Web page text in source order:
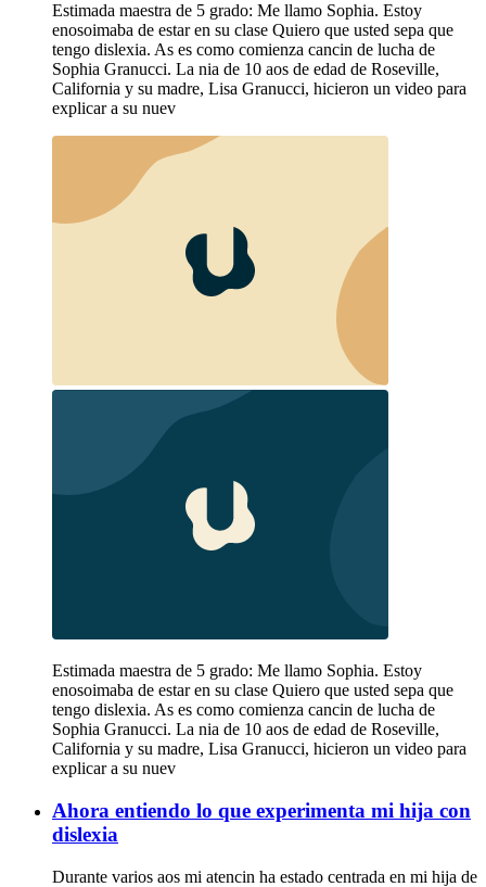
Estimada maestra de 5 grado: Me llamo Sophia. Estoy
enosoimaba de estar en su clase Quiero que usted sepa que
tengo dislexia. As es como comienza cancin de lucha de
Sophia Granucci. La nia de 10 aos de edad de Roseville,
California y su madre, Lisa Granucci, hicieron un video para
explicar a su nuev
Estimada maestra de 5 grado: Me llamo Sophia. Estoy
enosoimaba de estar en su clase Quiero que usted sepa que
tengo dislexia. As es como comienza cancin de lucha de
Sophia Granucci. La nia de 10 aos de edad de Roseville,
California y su madre, Lisa Granucci, hicieron un video para
explicar a su nuev
Ahora entiendo lo que experimenta mi hija con
dislexia
Durante varios aos mi atencin ha estado centrada en mi hija de